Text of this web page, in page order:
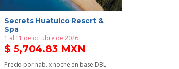
Secrets Huatulco Resort &
Spa
1 al 31 de octubre de 2026
$ 5,704.83 MXN
Precio por hab. x noche en base DBL